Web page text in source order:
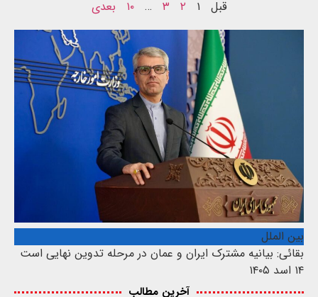
قبل ۱ ۲ ۳ … ۱۰ بعدی
بین الملل
بقائی: بیانیه مشترک ایران و عمان در مرحله تدوین نهایی است
۱۴ اسد ۱۴۰۵
آخرین مطالب